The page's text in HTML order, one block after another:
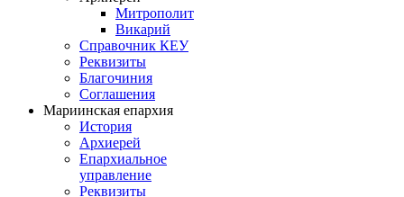
Митрополит
Викарий
Справочник КЕУ
Реквизиты
Благочиния
Соглашения
Мариинская епархия
История
Архиерей
Епархиальное
управление
Реквизиты